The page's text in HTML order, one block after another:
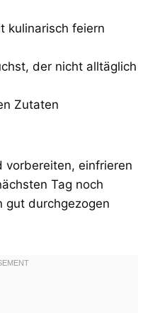
kulinarisch feiern
der nicht alltäglich
Zutaten
vorbereiten, einfrieren
Tag noch
gut durchgezogen